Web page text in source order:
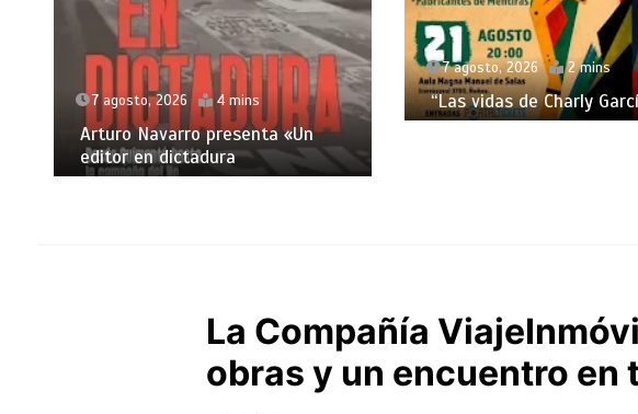
7 agosto, 2026 4 mins
Arturo Navarro presenta «Un
editor en dictadura
7 agosto, 2026 2 mins
“Las vidas de Charly
La Compañía
obras y un encuentro en